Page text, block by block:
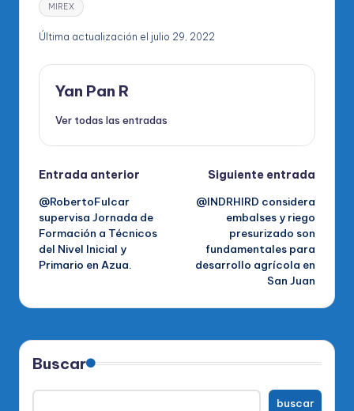
MIREX
Última actualización el julio 29, 2022
Yan Pan R
Ver todas las entradas
Navegación
de
entradas
Entrada anterior
@RobertoFulcar
supervisa Jornada de
Formación a Técnicos
del Nivel Inicial y
Primario en Azua.
Siguiente entrada
@INDRHIRD considera
embalses y riego
presurizado son
fundamentales para
desarrollo agrícola en
San Juan
Buscar
buscar